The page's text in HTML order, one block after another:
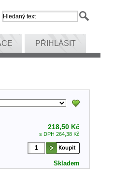
PŘIHLÁSIT
218,50 Kč
s DPH 264,38 Kč
Skladem